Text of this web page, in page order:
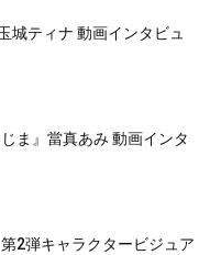
城ティナ 動画インタビュ
ま』當真あみ 動画インタ
第2弾キャラクタービジュア